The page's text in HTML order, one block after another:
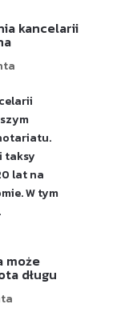
kancelarii
taksy
lat na
W tym
może
długu